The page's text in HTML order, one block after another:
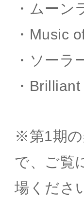
・ムーン
・Music
・ソー
・
※第1期の
で、ご覧
場くださ